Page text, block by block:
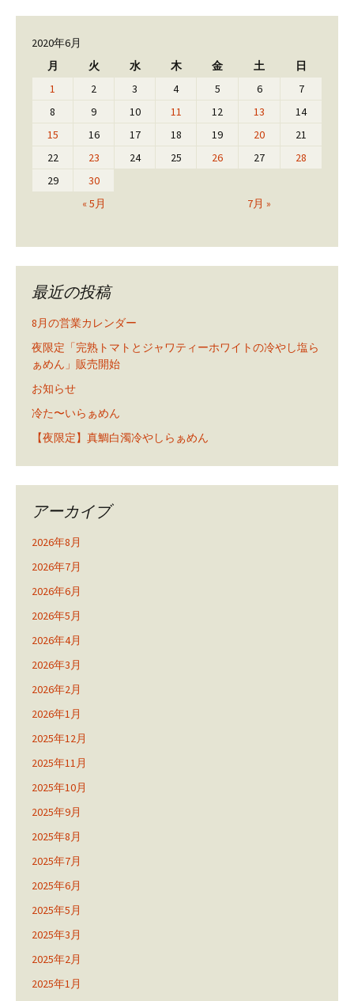
2020年6月
月
火 水 木 金 土 日
« 5月 7月 »
1 2 3 4 5 6
7
8
9 10 11 12 13
14
15
16 17 18 19 20
21
22
23 24 25 26 27
28
29
30
最近の投稿
8月の営業カレンダー
夜限定「完熟トマトとジャワティーホワイトの冷やし塩ら
ぁめん」販売開始
お知らせ
冷た〜いらぁめん
【夜限定】真鯛白濁冷やしらぁめん
アーカイブ
2026年8月
2026年7月
2026年6月
2026年5月
2026年4月
2026年3月
2026年2月
2026年1月
2025年12月
2025年11月
2025年10月
2025年9月
2025年8月
2025年7月
2025年6月
2025年5月
2025年3月
2025年2月
2025年1月